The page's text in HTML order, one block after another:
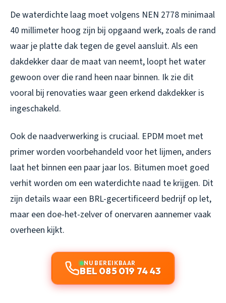
De waterdichte laag moet volgens NEN 2778 minimaal
40 millimeter hoog zijn bij opgaand werk, zoals de rand
waar je platte dak tegen de gevel aansluit. Als een
dakdekker daar de maat van neemt, loopt het water
gewoon over die rand heen naar binnen. Ik zie dit
vooral bij renovaties waar geen erkend dakdekker is
ingeschakeld.
Ook de naadverwerking is cruciaal. EPDM moet met
primer worden voorbehandeld voor het lijmen, anders
laat het binnen een paar jaar los. Bitumen moet goed
verhit worden om een waterdichte naad te krijgen. Dit
zijn details waar een BRL-gecertificeerd bedrijf op let,
maar een doe-het-zelver of onervaren aannemer vaak
overheen kijkt.
NU BEREIKBAAR
BEL 085 019 74 43